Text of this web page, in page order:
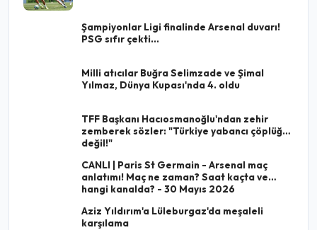
Şampiyonlar Ligi finalinde Arsenal duvarı!
PSG sıfır çekti...
Milli atıcılar Buğra Selimzade ve Şimal
Yılmaz, Dünya Kupası'nda 4. oldu
TFF Başkanı Hacıosmanoğlu'ndan zehir
zemberek sözler: "Türkiye yabancı çöplüğü
değil!"
CANLI | Paris St Germain - Arsenal maç
anlatımı! Maç ne zaman? Saat kaçta ve
hangi kanalda? - 30 Mayıs 2026
Aziz Yıldırım'a Lüleburgaz'da meşaleli
karşılama